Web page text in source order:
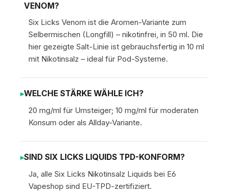
VENOM?
Six Licks Venom ist die Aromen-Variante zum
Selbermischen (Longfill) – nikotinfrei, in 50 ml. Die
hier gezeigte Salt-Linie ist gebrauchsfertig in 10 ml
mit Nikotinsalz – ideal für Pod-Systeme.
WELCHE STÄRKE WÄHLE ICH?
20 mg/ml für Umsteiger; 10 mg/ml für moderaten
Konsum oder als Allday-Variante.
SIND SIX LICKS LIQUIDS TPD-KONFORM?
Ja, alle Six Licks Nikotinsalz Liquids bei E6
Vapeshop sind EU-TPD-zertifiziert.